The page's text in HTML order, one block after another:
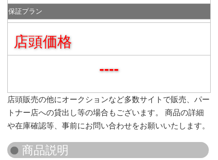
保証プラン
店頭価格
----
店頭販売の他にオークションなど多数サイトで販売、パー
トナー店への貸出し等の場合もございます。 商品の詳細
や在庫確認等、事前にお問い合わせをお願いいたします。